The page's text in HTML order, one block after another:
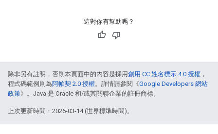
這對你有幫助嗎？
除非另有註明，否則本頁面中的內容是採用創用 CC 姓名標示 4.0 授權 ，
程式碼範例則為阿帕契 2.0 授權。詳情請參閱《Google Developers 網站
政策》。Java 是 Oracle 和/或其關聯企業的註冊商標。
上次更新時間：2026-03-14 (世界標準時間)。